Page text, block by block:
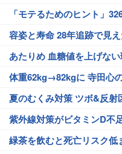
「モテるためのヒント」
容姿と寿命 28年追跡で見
あたりめ 血糖値を上げな
体重62kg→82kgに 寺田心
夏のむくみ対策 ツボ&反射
紫外線対策がビタミンD不
緑茶を飲むと死亡リスク低